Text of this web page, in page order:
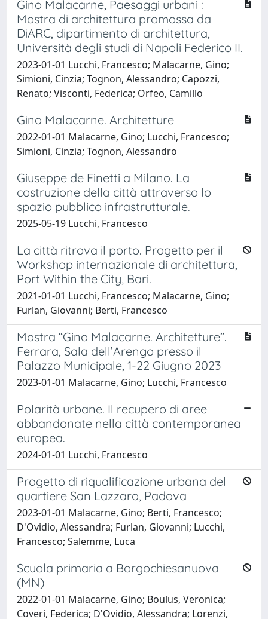
Gino Malacarne, Paesaggi urbani :
Mostra di architettura promossa da
DiARC, dipartimento di architettura,
Università degli studi di Napoli Federico II.
2023-01-01 Lucchi, Francesco; Malacarne, Gino;
Simioni, Cinzia; Tognon, Alessandro; Capozzi,
Renato; Visconti, Federica; Orfeo, Camillo
Gino Malacarne. Architetture
2022-01-01 Malacarne, Gino; Lucchi, Francesco;
Simioni, Cinzia; Tognon, Alessandro
Giuseppe de Finetti a Milano. La
costruzione della città attraverso lo
spazio pubblico infrastrutturale.
2025-05-19 Lucchi, Francesco
La città ritrova il porto. Progetto per il
Workshop internazionale di architettura,
Port Within the City, Bari.
2021-01-01 Lucchi, Francesco; Malacarne, Gino;
Furlan, Giovanni; Berti, Francesco
Mostra “Gino Malacarne. Architetture”.
Ferrara, Sala dell’Arengo presso il
Palazzo Municipale, 1-22 Giugno 2023
2023-01-01 Malacarne, Gino; Lucchi, Francesco
Polarità urbane. Il recupero di aree
abbandonate nella città contemporanea
europea.
2024-01-01 Lucchi, Francesco
Progetto di riqualificazione urbana del
quartiere San Lazzaro, Padova
2023-01-01 Malacarne, Gino; Berti, Francesco;
D'Ovidio, Alessandra; Furlan, Giovanni; Lucchi,
Francesco; Salemme, Luca
Scuola primaria a Borgochiesanuova
(MN)
2022-01-01 Malacarne, Gino; Boulus, Veronica;
Coveri, Federica; D'Ovidio, Alessandra; Lorenzi,